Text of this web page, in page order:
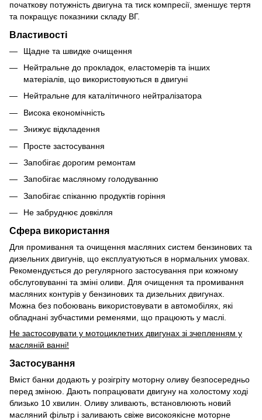
початкову потужність двигуна та тиск компресії, зменшує тертя
та покращує показники складу ВГ.
Властивості
Щадне та швидке очищення
Нейтральне до прокладок, еластомерів та інших
матеріалів, що використовуються в двигуні
Нейтральне для каталітичного нейтралізатора
Висока економічність
Знижує відкладення
Просте застосування
Запобігає дорогим ремонтам
Запобігає масляному голодуванню
Запобігає спіканню продуктів горіння
Не забруднює довкілля
Сфера використання
Для промивання та очищення масляних систем бензинових та
дизельних двигунів, що експлуатуються в нормальних умовах.
Рекомендується до регулярного застосування при кожному
обслуговуванні та зміні оливи. Для очищення та промивання
масляних контурів у бензинових та дизельних двигунах.
Можна без побоювань використовувати в автомобілях, які
обладнані зубчастими ременями, що працюють у маслі.
Не застосовувати у мотоциклетних двигунах зі зчепленням у
масляній ванні!
Застосування
Вміст банки додають у розігріту моторну оливу безпосередньо
перед зміною. Дають попрацювати двигуну на холостому ході
близько 10 хвилин. Оливу зливають, встановлюють новий
масляний фільтр і заливають свіже високоякісне моторне